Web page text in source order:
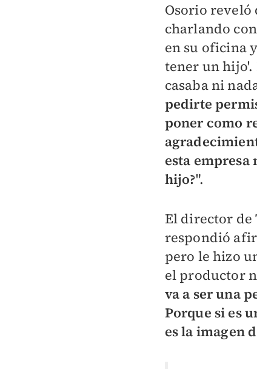
Osorio reveló
charlando
en su oficina
tener un hijo'.
casaba ni
pedirte
poner como
esta empresa
hijo?".
El director de
respondió
pero le hizo
el productor
va a ser una
Porque si es
es la imagen